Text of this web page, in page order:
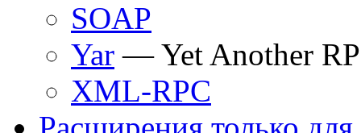
SOAP
Yar — Yet Another
XML-RPC